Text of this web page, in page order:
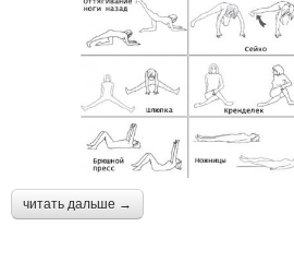
читать дальше →